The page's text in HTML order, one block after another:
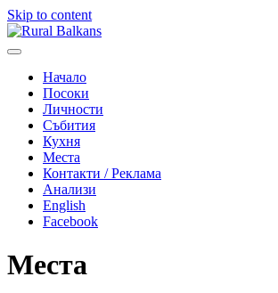
Skip to content
If you have traveling passion
Bulgaria. This site is for you
Начало
Посоки
Личности
Събития
Кухня
Места
Контакти / Реклама
Анализи
English
Facebook
Места